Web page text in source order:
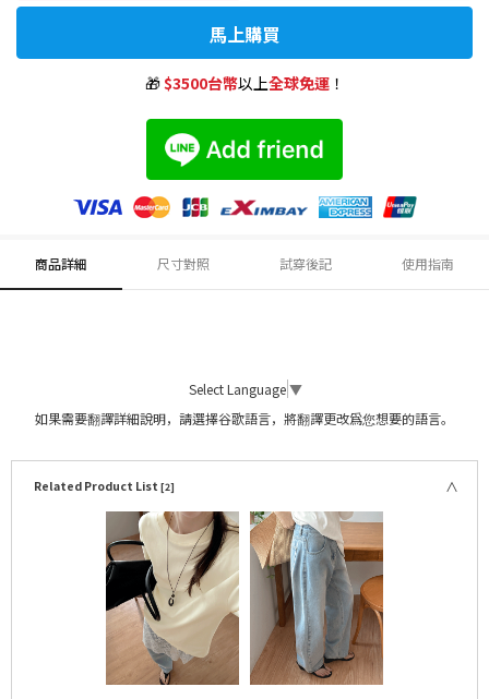
馬上購買
🎁$3500台幣以上全球免運！
商品詳細 尺寸對照 試穿後記 使用指南
Select Language ▼
如果需要翻譯詳細說明，請選擇谷歌語言，將翻譯更改爲您想要的語言。
Related Product List [2]